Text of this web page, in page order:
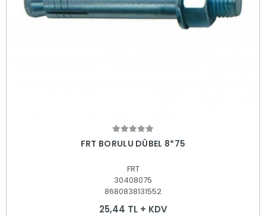
Sepete Ekle
FRT BORULU DÜBEL 8*75
FRT
30408075
8680838131552
25,44 TL + KDV